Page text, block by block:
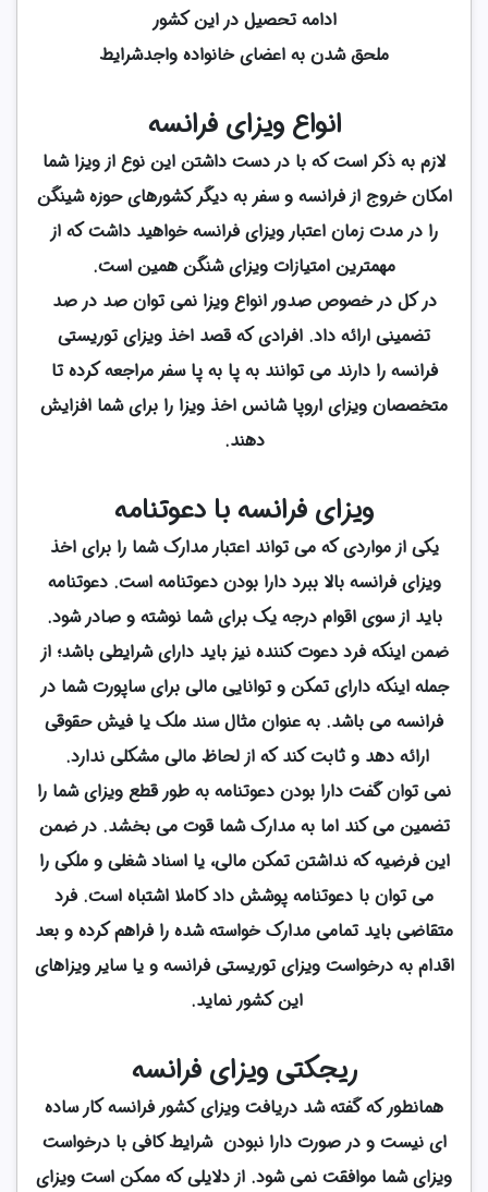
ادامه تحصیل در این کشور
ملحق شدن به اعضای خانواده واجدشرایط
انواع ویزای فرانسه
لازم به ذکر است که با در دست داشتن این نوع از ویزا شما
امکان خروج از فرانسه و سفر به دیگر کشورهای حوزه شینگن
را در مدت زمان اعتبار ویزای فرانسه خواهید داشت که از
مهمترین امتیازات ویزای شنگن همین است.
در کل در خصوص صدور انواع ویزا نمی توان صد در صد
تضمینی ارائه داد. افرادی که قصد اخذ ویزای توریستی
فرانسه را دارند می توانند به پا به پا سفر مراجعه کرده تا
متخصصان ویزای اروپا شانس اخذ ویزا را برای شما افزایش
دهند.
ویزای فرانسه با دعوتنامه
یکی از مواردی که می تواند اعتبار مدارک شما را برای اخذ
ویزای فرانسه بالا ببرد دارا بودن دعوتنامه است. دعوتنامه
باید از سوی اقوام درجه یک برای شما نوشته و صادر شود.
ضمن اینکه فرد دعوت کننده نیز باید دارای شرایطی باشد؛ از
جمله اینکه دارای تمکن و توانایی مالی برای ساپورت شما در
فرانسه می باشد. به عنوان مثال سند ملک یا فیش حقوقی
ارائه دهد و ثابت کند که از لحاظ مالی مشکلی ندارد.
نمی توان گفت دارا بودن دعوتنامه به طور قطع ویزای شما را
تضمین می کند اما به مدارک شما قوت می بخشد. در ضمن
این فرضیه که نداشتن تمکن مالی، یا اسناد شغلی و ملکی را
می توان با دعوتنامه پوشش داد کاملا اشتباه است. فرد
متقاضی باید تمامی مدارک خواسته شده را فراهم کرده و بعد
اقدام به درخواست ویزای توریستی فرانسه و یا سایر ویزاهای
این کشور نماید.
ریجکتی ویزای فرانسه
همانطور که گفته شد دریافت ویزای کشور فرانسه کار ساده
ای نیست و در صورت دارا نبودن شرایط کافی با درخواست
ویزای شما موافقت نمی شود. از دلایلی که ممکن است ویزای